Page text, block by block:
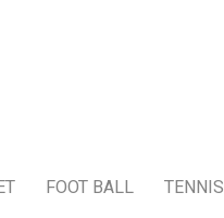
FOOT BALL TENNIS